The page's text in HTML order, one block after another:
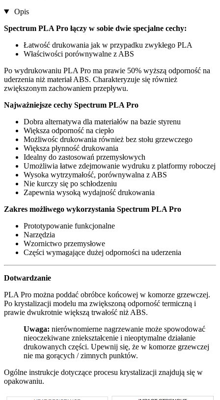
Opis
Spectrum PLA Pro łączy w sobie dwie specjalne cechy:
Łatwość drukowania jak w przypadku zwykłego PLA
Właściwości porównywalne z ABS
Po wydrukowaniu PLA Pro ma prawie 50% wyższą odporność na
uderzenia niż materiał ABS. Charakteryzuje się również
zwiększonym zachowaniem przepływu.
Najważniejsze cechy Spectrum PLA Pro
Dobra alternatywa dla materiałów na bazie styrenu
Większa odporność na ciepło
Możliwośc drukowania również bez stołu grzewczego
Większa płynność drukowania
Idealny do zastosowań przemysłowych
Umożliwia łatwe zdejmowanie wydruku z platformy roboczej
Wysoka wytrzymałość, porównywalna z ABS
Nie kurczy się po schłodzeniu
Zapewnia wysoką wydajność drukowania
Zakres możliwego wykorzystania Spectrum PLA Pro
Prototypowanie funkcjonalne
Narzędzia
Wzornictwo przemysłowe
Części wymagające dużej odporności na uderzenia
Dotwardzanie
PLA Pro można poddać obróbce końcowej w komorze grzewczej.
Po krystalizacji modelu ma zwiększoną odporność termiczną i
prawie dwukrotnie większą trwałość niż ABS.
Uwaga: nierównomierne nagrzewanie może spowodować
nieoczekiwane zniekształcenie i nieoptymalne działanie
drukowanych części. Upewnij się, że w komorze grzewczej
nie ma gorących / zimnych punktów.
Ogólne instrukcje dotyczące procesu krystalizacji znajdują się w
opakowaniu.